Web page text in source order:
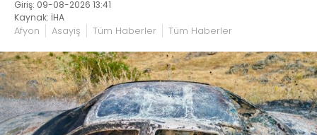
Giriş: 09-08-2026 13:41
Kaynak: İHA
Afyon Asayiş Tüm Haberler Tüm Haberler